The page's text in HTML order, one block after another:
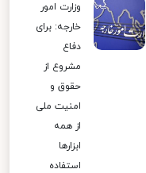
وزارت امور
خارجه: برای
دفاع
مشروع از
حقوق و
امنیت ملی
از همه
ابزارها
استفاده